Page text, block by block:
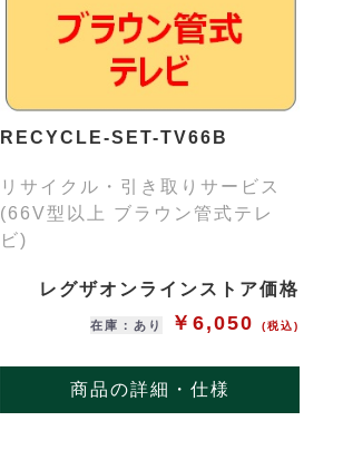
RECYCLE-SET-TV66B
リサイクル・引き取りサービス
(66V型以上 ブラウン管式テレ
ビ)
レグザオンラインストア価格
在庫：あり ￥6,050(税込)
商品の詳細・仕様